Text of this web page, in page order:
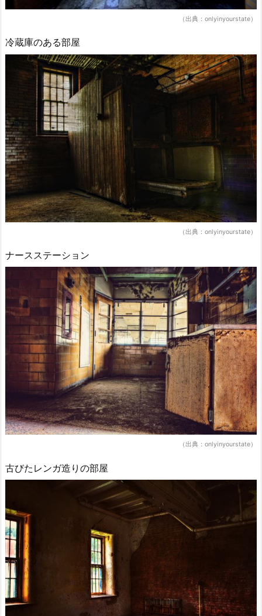
（出典：onlyinyourstate）
冷蔵庫のある部屋
（出典：onlyinyourstate）
ナースステーション
（出典：onlyinyourstate）
古びたレンガ造りの部屋